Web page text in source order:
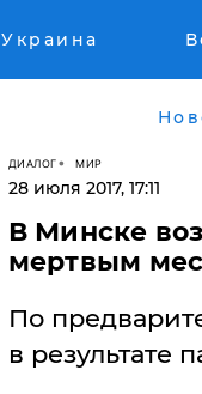
Украина
ДИАЛОГ МИР
28 июля 2017, 17:11
В Минске
мертвым
По
в результате